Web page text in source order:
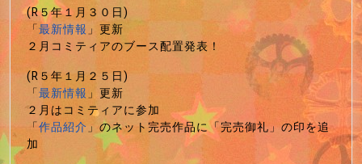
(R５年１月３０日)
「最新情報」更新
２月コミティアのブース配置発表！
(R５年１月２５日)
「最新情報」更新
２月はコミティアに参加
「作品紹介」のネット完売作品に「完売御礼」の印を追
加